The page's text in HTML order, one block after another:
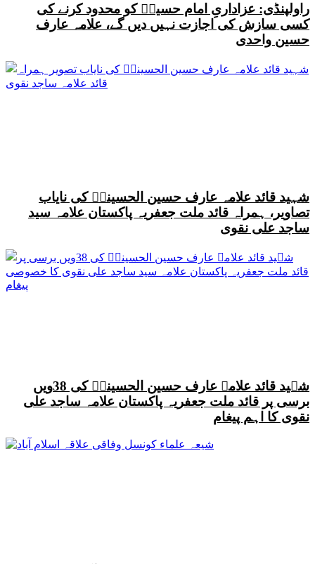
راولپنڈی: عزاداریِ امام حسینؑ کو محدود کرنے کی
کسی سازش کی اجازت نہیں دیں گے، علامہ عارف
حسین واحدی
شہید قائد علامہ عارف حسین الحسینیؒ کی نایاب
تصاویر، ہمراہ قائد ملت جعفریہ پاکستان علامہ سید
ساجد علی نقوی
شہید قائد علامہ عارف حسین الحسینیؒ کی 38ویں
برسی پر قائد ملت جعفریہ پاکستان علامہ ساجد علی
نقوی کا اہم پیغام